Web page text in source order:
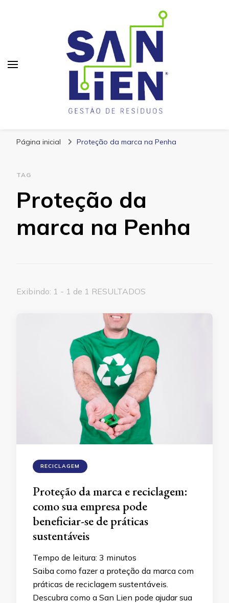
Página inicial Proteção da marca na Penha
TAG
Proteção da
marca na Penha
Exibindo: 1 - 1 de 1 RESULTADOS
RECICLAGEM
Proteção da marca e reciclagem:
como sua empresa pode
beneficiar-se de práticas
sustentáveis
Tempo de leitura: 3 minutos
Saiba como fazer a proteção da marca com
práticas de reciclagem sustentáveis.
Descubra como a San Lien pode ajudar sua